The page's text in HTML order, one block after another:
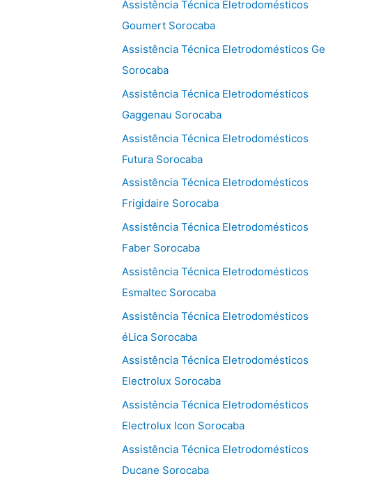
Assistência Técnica Eletrodomésticos
Goumert Sorocaba
Assistência Técnica Eletrodomésticos Ge
Sorocaba
Assistência Técnica Eletrodomésticos
Gaggenau Sorocaba
Assistência Técnica Eletrodomésticos
Futura Sorocaba
Assistência Técnica Eletrodomésticos
Frigidaire Sorocaba
Assistência Técnica Eletrodomésticos
Faber Sorocaba
Assistência Técnica Eletrodomésticos
Esmaltec Sorocaba
Assistência Técnica Eletrodomésticos
éLica Sorocaba
Assistência Técnica Eletrodomésticos
Electrolux Sorocaba
Assistência Técnica Eletrodomésticos
Electrolux Icon Sorocaba
Assistência Técnica Eletrodomésticos
Ducane Sorocaba